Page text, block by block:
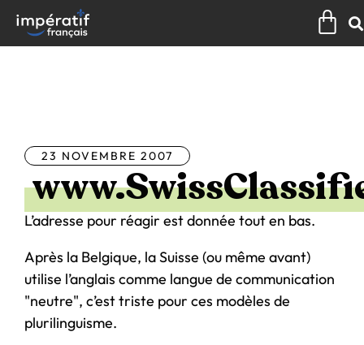
contenu
23 NOVEMBRE 2007
L’adresse pour réagir est donnée tout en bas.
Après la Belgique, la Suisse (ou même avant)
utilise l’anglais comme langue de communication
"neutre", c’est triste pour ces modèles de
plurilinguisme.